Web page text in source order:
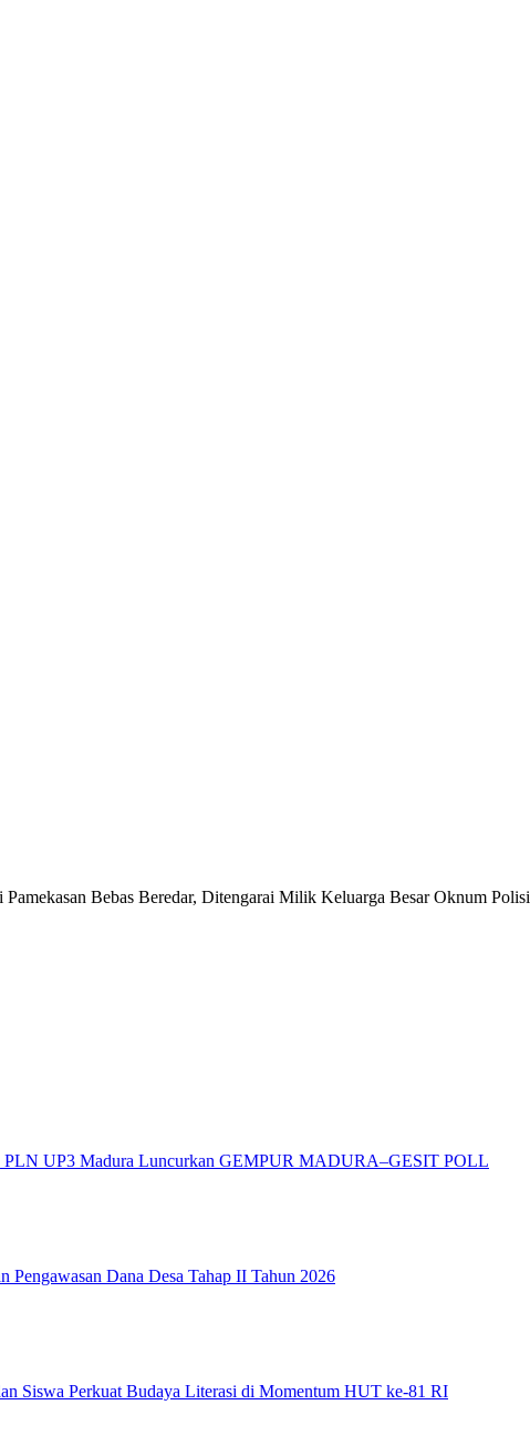
Bebas Beredar, Ditengarai Milik Keluarga Besar Oknum Polisi
PLN UP3 Madura Luncurkan GEMPUR MADURA–GESIT POLL
Pengawasan Dana Desa Tahap II Tahun 2026
Siswa Perkuat Budaya Literasi di Momentum HUT ke-81 RI